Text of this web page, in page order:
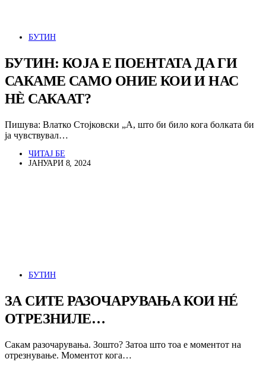
БУТИН
БУТИН: КОЈА Е ПОЕНТАТА ДА ГИ
САКАМЕ САМО ОНИЕ КОИ И НАС
НЀ САКААТ?
Пишува: Влатко Стојковски „А, што би било кога болката би
ја чувствувал…
ЧИТАЈ БЕ
ЈАНУАРИ 8, 2024
БУТИН
ЗА СИТЕ РАЗОЧАРУВАЊА КОИ НÉ
ОТРЕЗНИЛЕ…
Сакам разочарувања. Зошто? Затоа што тоа е моментот на
отрезнување. Моментот кога…